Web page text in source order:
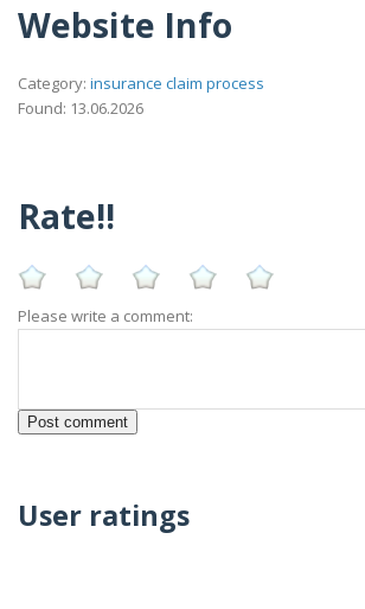
Website Info
Category: insurance claim process
Found: 13.06.2026
Rate!!
Please write a comment:
User ratings